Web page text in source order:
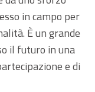
in campo per
È un grande
il futuro in una
e di